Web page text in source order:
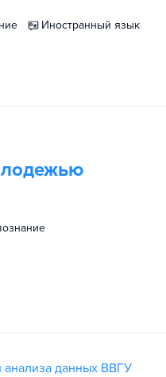
иностранный язык
анализа данных ВВГУ